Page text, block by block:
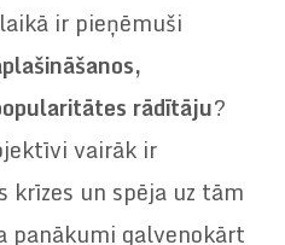
ir pieņēmuši
rādītāju?
vairāk ir
krīzes un spēja uz tām
panākumi galvenokārt